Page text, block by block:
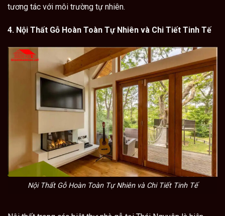
tương tác với môi trường tự nhiên.
4. Nội Thất Gỗ Hoàn Toàn Tự Nhiên và Chi Tiết Tinh Tế
Nội Thất Gỗ Hoàn Toàn Tự Nhiên và Chi Tiết Tinh Tế